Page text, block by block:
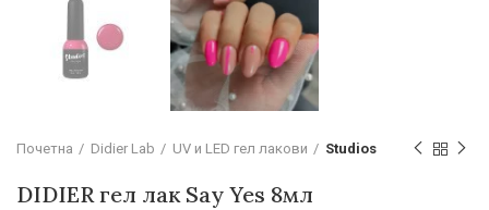
Почетна Didier Lab UV и LED гел лакови Studios
DIDIER гел лак Say Yes 8мл